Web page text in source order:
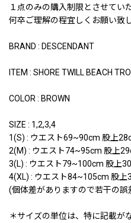
１点のみの購入制限とさせてい
何卒ご理解の程宜しくお願い致し
BRAND : DESCENDANT
ITEM : SHORE TWILL BEACH
COLOR : BROWN
SIZE : 1,2,3,4
1(S) : ウエスト69~90cm 股上
2(M) : ウエスト74~95cm 股上
3(L) : ウエスト79~100cm 股上
4(XL) : ウエスト84~105cm 股上
(個体差がありますので若干の
＊サイズの単位は、特に記載が